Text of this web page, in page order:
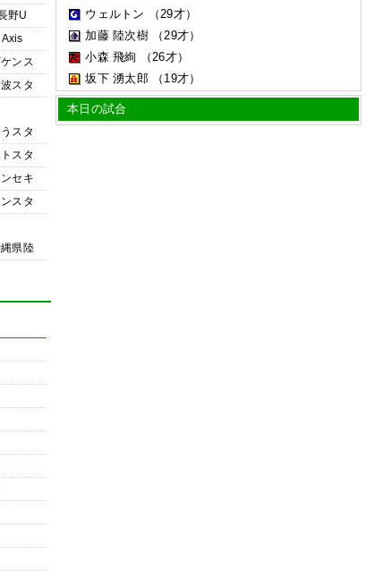
野U
Axis
ンス
スタ
うスタ
スタ
セキ
スタ
県陸
ウェルトン
（29才）
加藤 陸次樹
（29才）
小森 飛絢
（26才）
坂下 湧太郎
（19才）
本日の試合